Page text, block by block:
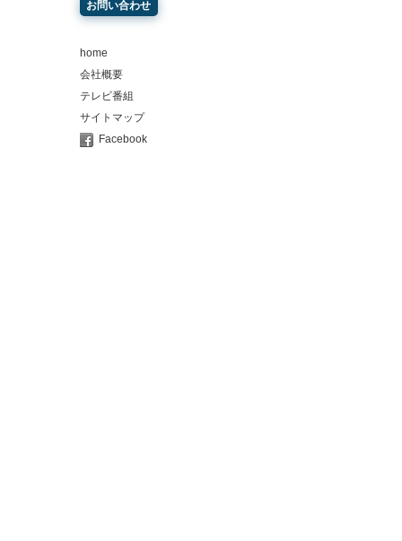
お問い合わせ
home
会社概要
テレビ番組
サイトマップ
Facebook